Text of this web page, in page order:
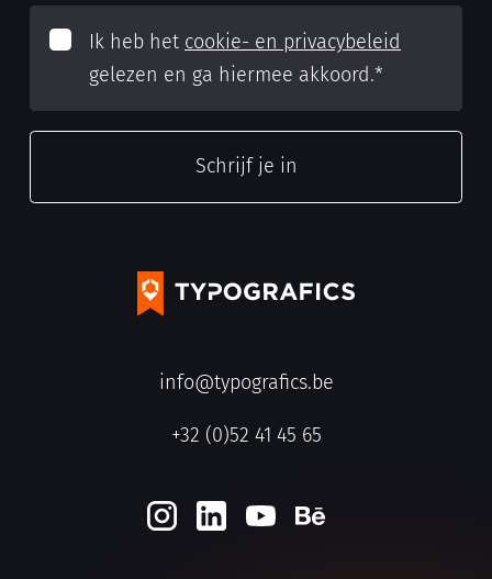
info@typografics.be
+32 (0)52 41 45 65
Ik heb het cookie- en privacybeleid
gelezen en ga hiermee akkoord.*